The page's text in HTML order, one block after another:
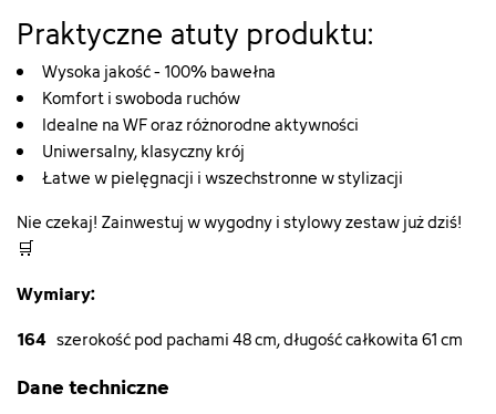
Praktyczne atuty produktu:
Wysoka jakość - 100% bawełna
Komfort i swoboda ruchów
Idealne na WF oraz różnorodne aktywności
Uniwersalny, klasyczny krój
Łatwe w pielęgnacji i wszechstronne w stylizacji
Nie czekaj! Zainwestuj w wygodny i stylowy zestaw już dziś!
🛒
Wymiary:
164 szerokość pod pachami 48 cm, długość całkowita 61 cm
Dane techniczne